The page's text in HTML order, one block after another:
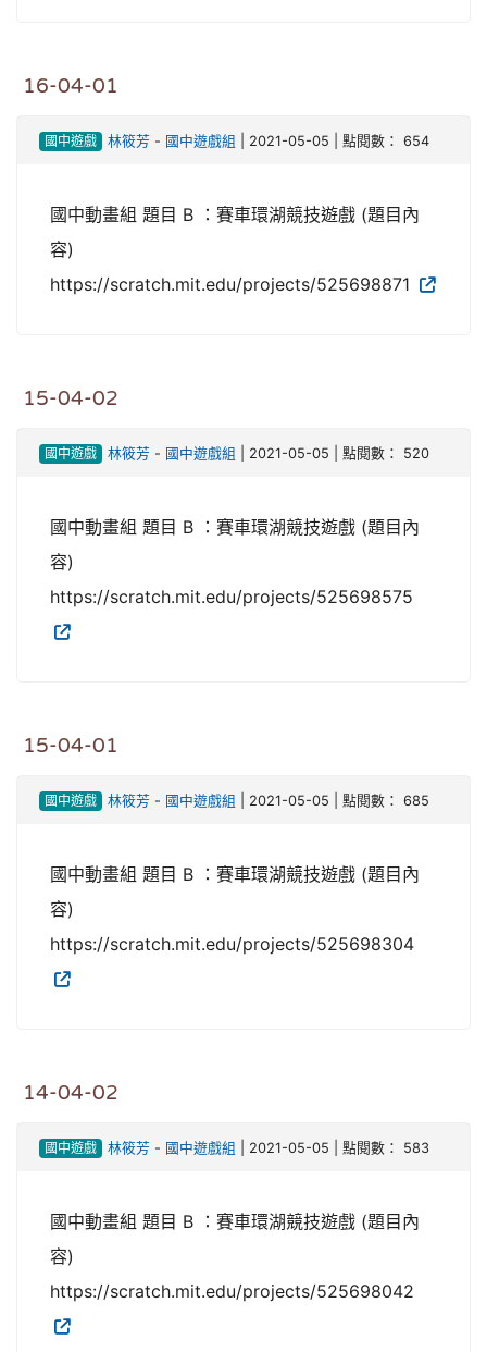
16-04-01
國中遊戲 林筱芳 - 國中遊戲組 | 2021-05-05 | 點閱數： 654
國中動畫組 題目 B ：賽車環湖競技遊戲 (題目內
容)
https://scratch.mit.edu/projects/525698871
15-04-02
國中遊戲 林筱芳 - 國中遊戲組 | 2021-05-05 | 點閱數： 520
國中動畫組 題目 B ：賽車環湖競技遊戲 (題目內
容)
https://scratch.mit.edu/projects/525698575
15-04-01
國中遊戲 林筱芳 - 國中遊戲組 | 2021-05-05 | 點閱數： 685
國中動畫組 題目 B ：賽車環湖競技遊戲 (題目內
容)
https://scratch.mit.edu/projects/525698304
14-04-02
國中遊戲 林筱芳 - 國中遊戲組 | 2021-05-05 | 點閱數： 583
國中動畫組 題目 B ：賽車環湖競技遊戲 (題目內
容)
https://scratch.mit.edu/projects/525698042